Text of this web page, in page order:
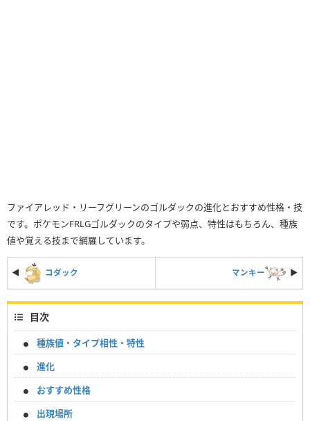
ファイアレッド・リーフグリーンのゴルダックの進化とおすすめ性格・技
です。ポケモンFRLGゴルダックのタイプや弱点、特性はもちろん、種族
値や覚える技まで網羅しています。
◀ コダック マンキー ▶︎
目次
種族値・タイプ相性・特性
進化
おすすめ性格
出現場所